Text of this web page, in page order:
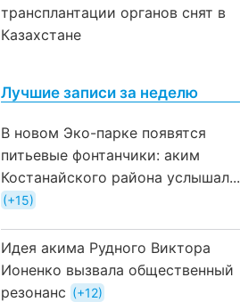
трансплантации органов снят в
Казахстане
Лучшие записи за неделю
В новом Эко-парке появятся
питьевые фонтанчики: аким
Костанайского района услышал...
+15
Идея акима Рудного Виктора
Ионенко вызвала общественный
резонанс
+12